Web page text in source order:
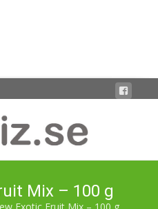
Mix – 100 g
Exotic Fruit Mix – 100 g